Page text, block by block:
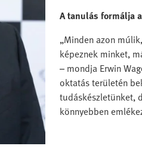
A tanulás formálja
„Minden azon
képeznek minket,
– mondja Erwin
oktatás területén
tudáskészletünket,
könnyebben